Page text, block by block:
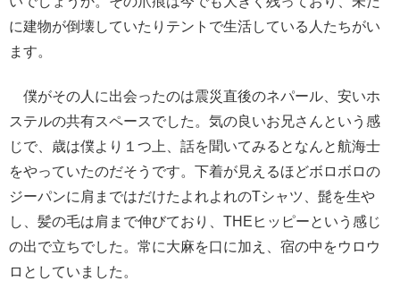
に建物が倒壊していたりテントで生活している人たちがい
ます。
僕がその人に出会ったのは震災直後のネパール、安いホ
ステルの共有スペースでした。気の良いお兄さんという感
じで、歳は僕より１つ上、話を聞いてみるとなんと航海士
をやっていたのだそうです。下着が見えるほどボロボロの
ジーパンに肩まではだけたよれよれのTシャツ、髭を生や
し、髪の毛は肩まで伸びており、THEヒッピーという感じ
の出で立ちでした。常に大麻を口に加え、宿の中をウロウ
ロとしていました。